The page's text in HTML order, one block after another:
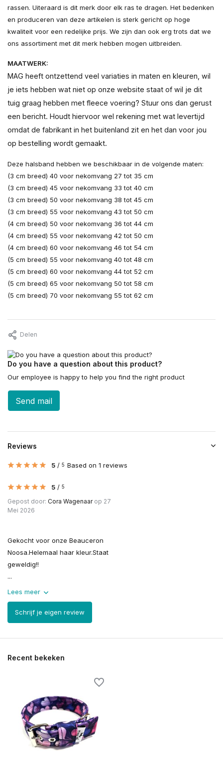
rassen. Uiteraard is dit merk door elk ras te dragen. Het bedenken
en produceren van deze artikelen is sterk gericht op hoge
kwaliteit voor een redelijke prijs. We zijn dan ook erg trots dat we
ons assortiment met dit merk hebben mogen uitbreiden.
MAATWERK:
MAG heeft ontzettend veel variaties in maten en kleuren, wil
je iets hebben wat niet op onze website staat of wil je dit
tuig graag hebben met fleece voering? Stuur ons dan gerust
een bericht. Houdt hiervoor wel rekening met wat levertijd
omdat de fabrikant in het buitenland zit en het dan voor jou
op bestelling wordt gemaakt.
Deze halsband hebben we beschikbaar in de volgende maten:
(3 cm breed) 40 voor nekomvang 27 tot 35 cm
(3 cm breed) 45 voor nekomvang 33 tot 40 cm
(3 cm breed) 50 voor nekomvang 38 tot 45 cm
(3 cm breed) 55 voor nekomvang 43 tot 50 cm
(4 cm breed) 50 voor nekomvang 36 tot 44 cm
(4 cm breed) 55 voor nekomvang 42 tot 50 cm
(4 cm breed) 60 voor nekomvang 46 tot 54 cm
(5 cm breed) 55 voor nekomvang 40 tot 48 cm
(5 cm breed) 60 voor nekomvang 44 tot 52 cm
(5 cm breed) 65 voor nekomvang 50 tot 58 cm
(5 cm breed) 70 voor nekomvang 55 tot 62 cm
Delen
Do you have a question about this product?
Our employee is happy to help you find the right product
Send mail
Reviews
5 / 5 Based on 1 reviews
5 / 5
Gepost door: Cora Wagenaarop 27
Mei 2026
Gekocht voor onze Beauceron
Noosa.Helemaal haar kleur.Staat
geweldig!!
...
Lees meer
Schrijf je eigen review
Recent bekeken